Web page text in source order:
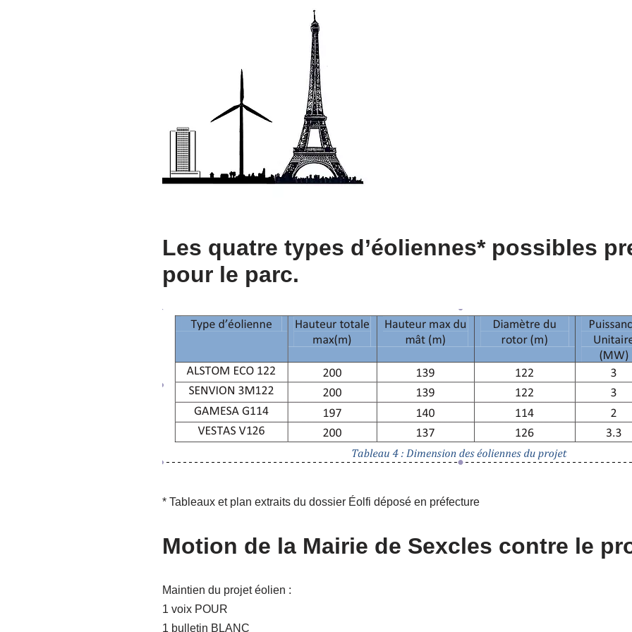
Les quatre types d’éoliennes* possibles
pour le parc.
* Tableaux et plan extraits du dossier Éolfi déposé en préfecture
Motion de la Mairie de Sexcles contre le
Maintien du projet éolien :
1 voix POUR
1 bulletin BLANC